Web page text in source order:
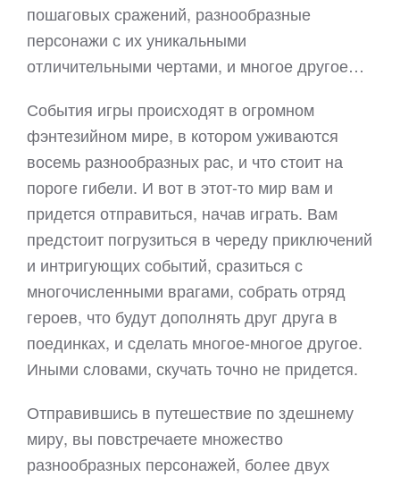
пошаговых сражений, разнообразные
персонажи с их уникальными
отличительными чертами, и многое другое…
События игры происходят в огромном
фэнтезийном мире, в котором уживаются
восемь разнообразных рас, и что стоит на
пороге гибели. И вот в этот-то мир вам и
придется отправиться, начав играть. Вам
предстоит погрузиться в череду приключений
и интригующих событий, сразиться с
многочисленными врагами, собрать отряд
героев, что будут дополнять друг друга в
поединках, и сделать многое-многое другое.
Иными словами, скучать точно не придется.
Отправившись в путешествие по здешнему
миру, вы повстречаете множество
разнообразных персонажей, более двух